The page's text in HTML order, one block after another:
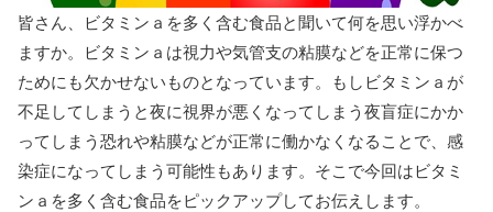
皆さん、ビタミンａを多く含む食品と聞いて何を思い浮かべ
ますか。ビタミンａは視力や気管支の粘膜などを正常に保つ
ためにも欠かせないものとなっています。もしビタミンａが
不足してしまうと夜に視界が悪くなってしまう夜盲症にかか
ってしまう恐れや粘膜などが正常に働かなくなることで、感
染症になってしまう可能性もあります。そこで今回はビタミ
ンａを多く含む食品をピックアップしてお伝えします。